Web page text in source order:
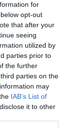
for
opt-out
that after your
seeing
utilized by
parties prior to
the further
parties on the
may
IAB’s List of
it to other
az arányokról
pour-over
hogy
keresztül.